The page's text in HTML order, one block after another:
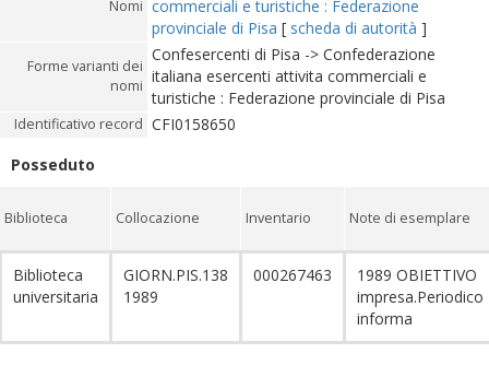
Nomi commerciali e turistiche : Federazione
provinciale di Pisa [ scheda di autorità ]
Forme varianti dei
nomi
Confesercenti di Pisa -> Confederazione
italiana esercenti attivita commerciali e
turistiche : Federazione provinciale di Pisa
Identificativo record CFI0158650
Posseduto
Biblioteca Collocazione Inventario Note di esemplare
Biblioteca
universitaria
GIORN.PIS.138
1989
000267463
1989 OBIETTIVO
impresa.Periodico
informa